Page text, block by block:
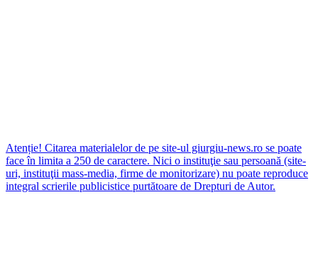
Atenție! Citarea materialelor de pe site-ul giurgiu-news.ro se poate
face în limita a 250 de caractere. Nici o instituţie sau persoană (site-
uri, instituţii mass-media, firme de monitorizare) nu poate reproduce
integral scrierile publicistice purtătoare de Drepturi de Autor.